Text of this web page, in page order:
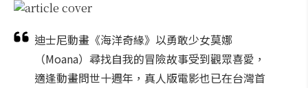
迪士尼動畫《海洋奇緣》以勇敢少女莫娜
（Moana）尋找自我的冒險故事受到觀眾喜愛，
適逢動畫問世十週年，真人版電影也已在台灣首